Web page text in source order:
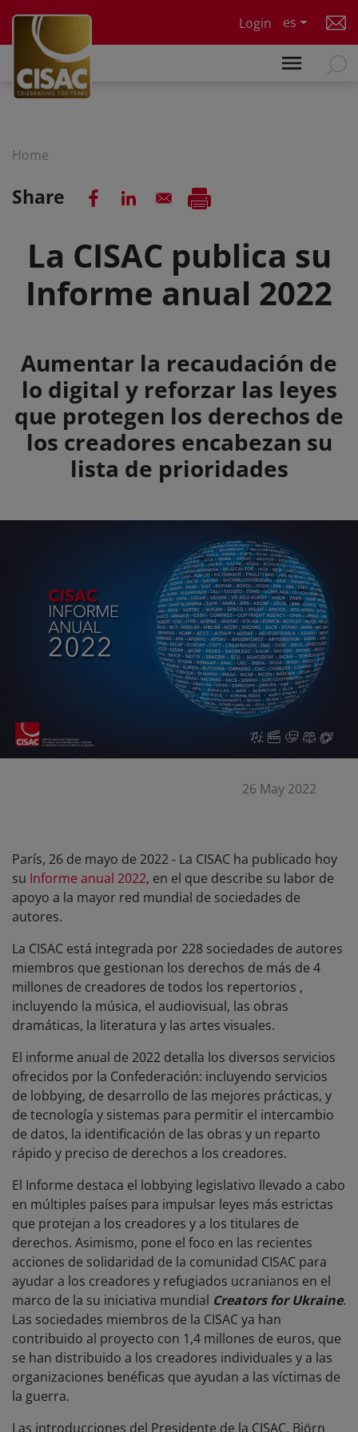
Login
es
Home
Share
La CISAC publica su
Informe anual 2022
Summary
Aumentar la recaudación de
lo digital y reforzar las leyes
que protegen los derechos de
los creadores encabezan su
lista de prioridades
26 May 2022
París, 26 de mayo de 2022 - La CISAC ha publicado hoy
su Informe anual 2022, en el que describe su labor de
apoyo a la mayor red mundial de sociedades de
autores.
La CISAC está integrada por 228 sociedades de autores
miembros que gestionan los derechos de más de 4
millones de creadores de todos los repertorios ,
incluyendo la música, el audiovisual, las obras
dramáticas, la literatura y las artes visuales.
El informe anual de 2022 detalla los diversos servicios
ofrecidos por la Confederación: incluyendo servicios
de lobbying, de desarrollo de las mejores prácticas, y
de tecnología y sistemas para permitir el intercambio
de datos, la identificación de las obras y un reparto
rápido y preciso de derechos a los creadores.
El Informe destaca el lobbying legislativo llevado a cabo
en múltiples países para impulsar leyes más estrictas
que protejan a los creadores y a los titulares de
derechos. Asimismo, pone el foco en las recientes
acciones de solidaridad de la comunidad CISAC para
ayudar a los creadores y refugiados ucranianos en el
marco de la su iniciativa mundial Creators for Ukraine.
Las sociedades miembros de la CISAC ya han
contribuido al proyecto con 1,4 millones de euros, que
se han distribuido a los creadores individuales y a las
organizaciones benéficas que ayudan a las víctimas de
la guerra.
Las introducciones del Presidente de la CISAC, Björn